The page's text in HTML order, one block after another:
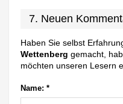
7. Neuen
Haben Sie selbst
Wettenberg gemacht,
möchten unseren Lesern
Name: *